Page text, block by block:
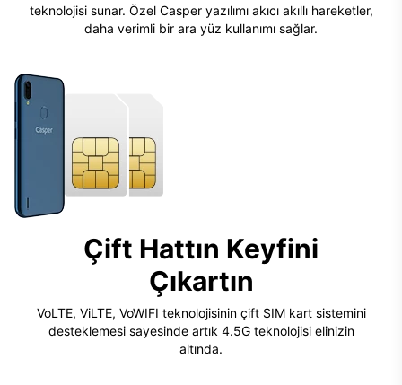
teknolojisi sunar. Özel Casper yazılımı akıcı akıllı hareketler,
daha verimli bir ara yüz kullanımı sağlar.
Çift Hattın Keyfini
Çıkartın
VoLTE, ViLTE, VoWIFI teknolojisinin çift SIM kart sistemini
desteklemesi sayesinde artık 4.5G teknolojisi elinizin
altında.